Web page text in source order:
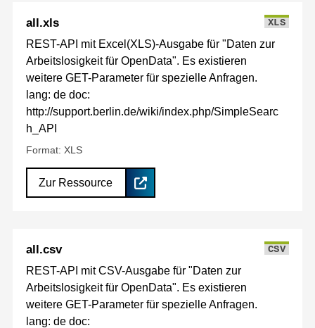
all.xls XLS
REST-API mit Excel(XLS)-Ausgabe für "Daten zur
Arbeitslosigkeit für OpenData". Es existieren
weitere GET-Parameter für spezielle Anfragen.
lang: de doc:
http://support.berlin.de/wiki/index.php/SimpleSearc
h_API
Format: XLS
Zur Ressource
all.csv CSV
REST-API mit CSV-Ausgabe für "Daten zur
Arbeitslosigkeit für OpenData". Es existieren
weitere GET-Parameter für spezielle Anfragen.
lang: de doc: